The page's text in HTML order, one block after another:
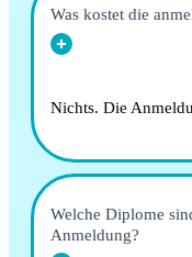
Was kostet die
Nichts. Die
Welche Diplome
Anmeldung?